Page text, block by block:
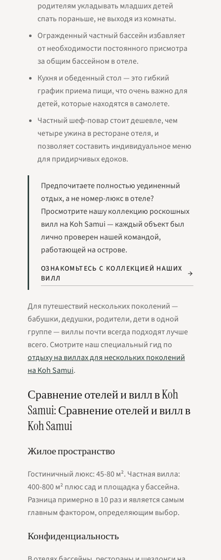
родителям укладывать младших детей
спать пораньше, не выходя из комнаты.
Огражденный частный бассейн избавляет
от необходимости постоянного присмотра
за общим бассейном в отеле.
Кухня и обеденный стол — это гибкий
график приема пищи, что очень важно для
детей, которые находятся в самолете.
Частный шеф-повар стоит дешевле, чем
четыре ужина в ресторане отеля, и
позволяет составить индивидуальное меню
для придирчивых едоков.
Предпочитаете полностью уединенный
отдых, а не номер-люкс в отеле?
Просмотрите нашу коллекцию роскошных
вилл на Koh Samui — каждый объект был
лично проверен нашей командой,
работающей на острове.
ОЗНАКОМЬТЕСЬ С КОЛЛЕКЦИЕЙ НАШИХ
ВИЛЛ
Для путешествий нескольких поколений —
бабушки, дедушки, родители, дети в одной
группе — виллы почти всегда подходят лучше
всего. Смотрите наш специальный гид по
отдыху на виллах для нескольких поколений
на Koh Samui.
Сравнение отелей и вилл в Koh
Samui: Сравнение отелей и вилл в
Koh Samui
Жилое пространство
Гостиничный люкс: 45-80 м². Частная вилла:
400-800 м² плюс сад и площадка у бассейна.
Разница примерно в 10 раз и является самым
главным фактором, определяющим выбор.
Конфиденциальность